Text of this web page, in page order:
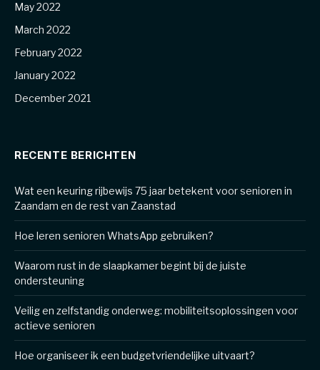
May 2022
March 2022
February 2022
January 2022
December 2021
RECENTE BERICHTEN
Wat een keuring rijbewijs 75 jaar betekent voor senioren in
Zaandam en de rest van Zaanstad
Hoe leren senioren WhatsApp gebruiken?
Waarom rust in de slaapkamer begint bij de juiste
ondersteuning
Veilig en zelfstandig onderweg: mobiliteitsoplossingen voor
actieve senioren
Hoe organiseer ik een budgetvriendelijke uitvaart?